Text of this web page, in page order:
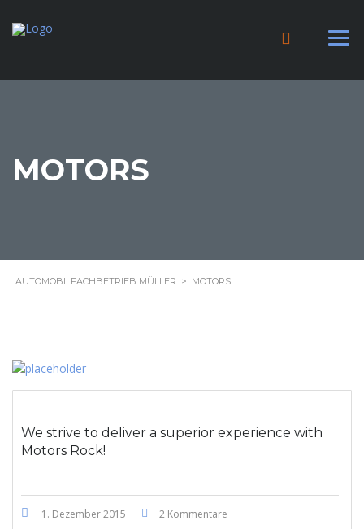
MOTORS
AUTOMOBILFACHBETRIEB MÜLLER > MOTORS
We strive to deliver a superior experience with
Motors Rock!
1. Dezember 2015 2 Kommentare